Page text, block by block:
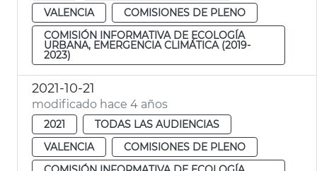
VALENCIA
COMISIONES DE PLENO
COMISIÓN INFORMATIVA DE ECOLOGÍA
URBANA, EMERGENCIA CLIMÁTICA (2019-
2023)
2021-10-21
modificado hace 4 años
2021
TODAS LAS AUDIENCIAS
VALENCIA
COMISIONES DE PLENO